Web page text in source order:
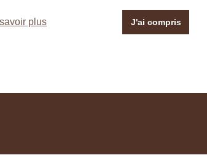
plus J'ai compris